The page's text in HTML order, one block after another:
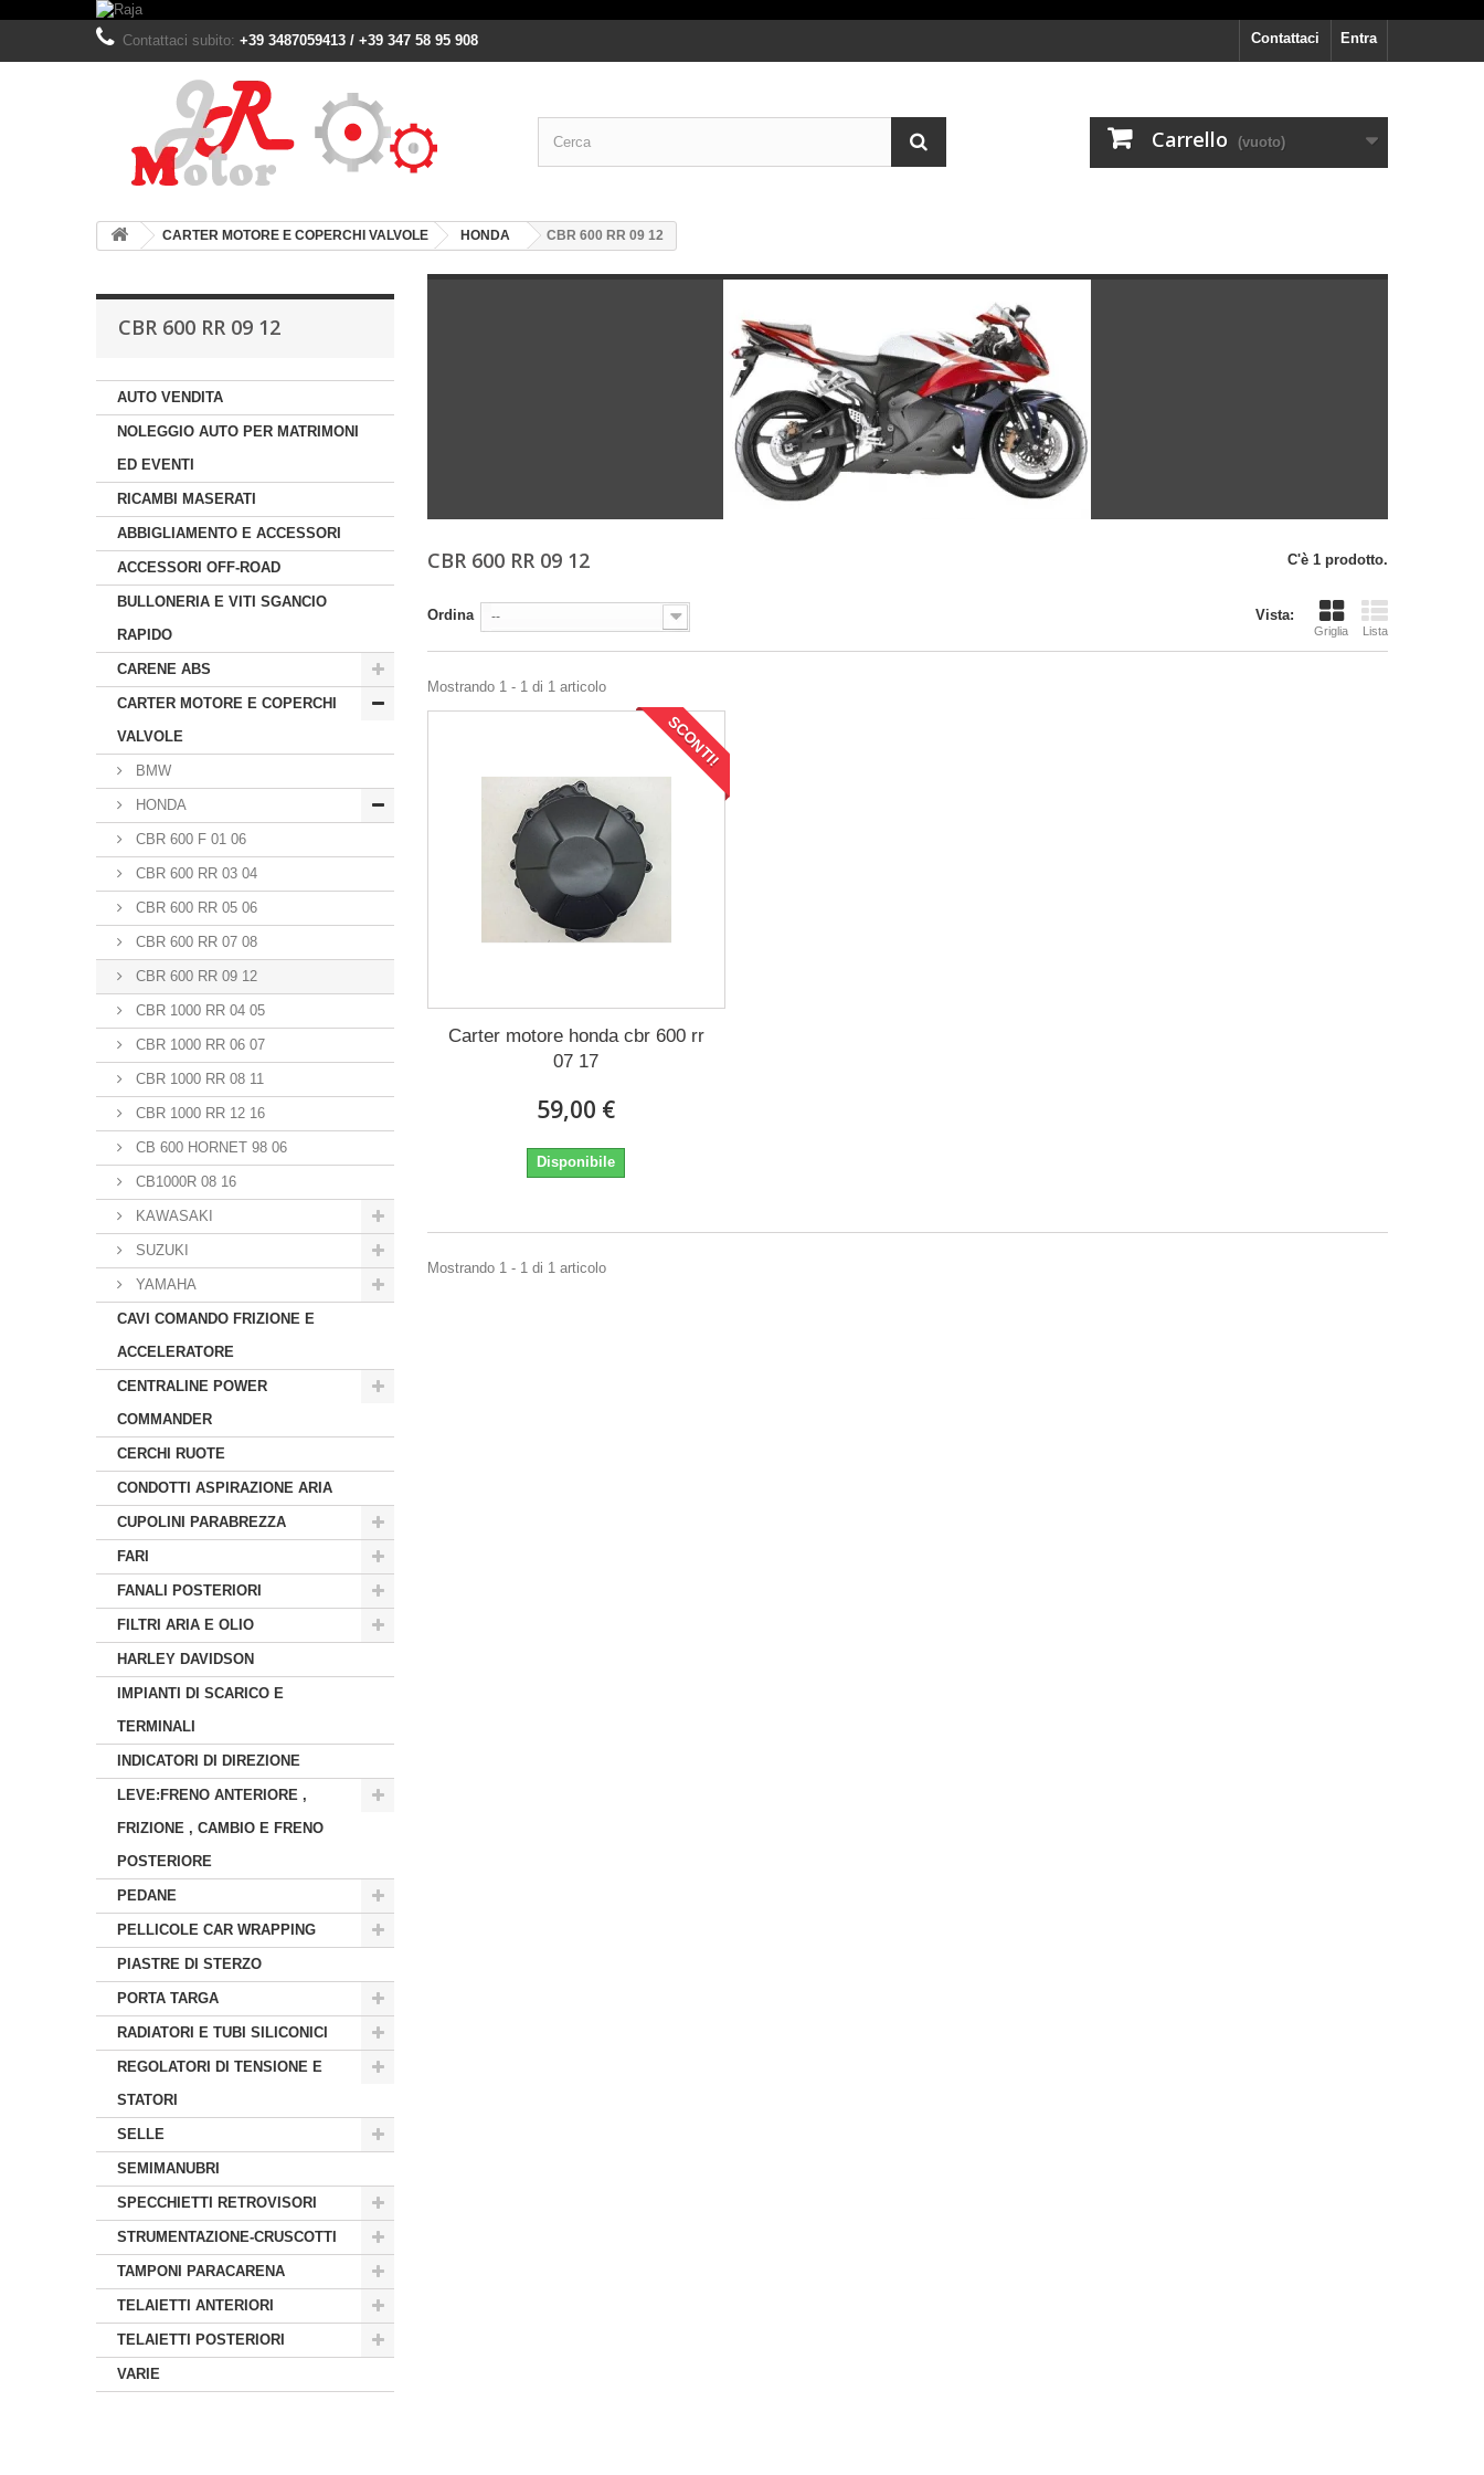
Entra
Contattaci
Contattaci subito: +39 3487059413 / +39 347 58 95 908
Carrello (vuoto)
CARTER MOTORE E COPERCHI VALVOLE HONDA CBR 600 RR 09 12
CBR 600 RR 09 12
AUTO VENDITA
NOLEGGIO AUTO PER MATRIMONI
ED EVENTI
RICAMBI MASERATI
ABBIGLIAMENTO E ACCESSORI
ACCESSORI OFF-ROAD
BULLONERIA E VITI SGANCIO
RAPIDO
CARENE ABS
CARTER MOTORE E COPERCHI
VALVOLE
BMW
HONDA
CBR 600 F 01 06
CBR 600 RR 03 04
CBR 600 RR 05 06
CBR 600 RR 07 08
CBR 600 RR 09 12
CBR 1000 RR 04 05
CBR 1000 RR 06 07
CBR 1000 RR 08 11
CBR 1000 RR 12 16
CB 600 HORNET 98 06
CB1000R 08 16
KAWASAKI
SUZUKI
YAMAHA
CAVI COMANDO FRIZIONE E
ACCELERATORE
CENTRALINE POWER
COMMANDER
CERCHI RUOTE
CONDOTTI ASPIRAZIONE ARIA
CUPOLINI PARABREZZA
FARI
FANALI POSTERIORI
FILTRI ARIA E OLIO
HARLEY DAVIDSON
IMPIANTI DI SCARICO E
TERMINALI
INDICATORI DI DIREZIONE
LEVE:FRENO ANTERIORE ,
FRIZIONE , CAMBIO E FRENO
POSTERIORE
PEDANE
PELLICOLE CAR WRAPPING
PIASTRE DI STERZO
PORTA TARGA
RADIATORI E TUBI SILICONICI
REGOLATORI DI TENSIONE E
STATORI
SELLE
SEMIMANUBRI
SPECCHIETTI RETROVISORI
STRUMENTAZIONE-CRUSCOTTI
TAMPONI PARACARENA
TELAIETTI ANTERIORI
TELAIETTI POSTERIORI
VARIE
CBR 600 RR 09 12 C'è 1 prodotto.
Vista:
Griglia Lista
Ordina --
Mostrando 1 - 1 di 1 articolo
SCONTI!
Carter motore honda cbr 600 rr
07 17
59,00 €
Disponibile
Mostrando 1 - 1 di 1 articolo